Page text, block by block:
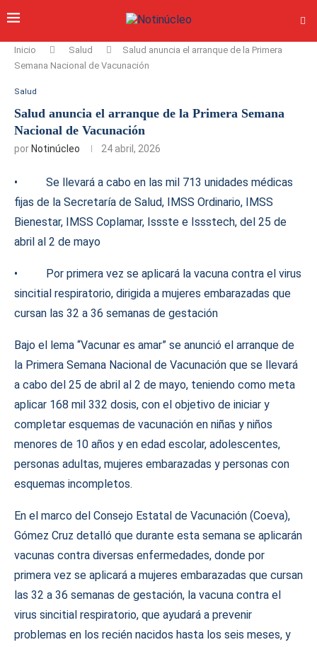
Inicio Salud
Salud anuncia el arranque de la Primera
Semana Nacional de Vacunación
Salud
Salud anuncia el arranque de la Primera Semana
Nacional de Vacunación
por Notinúcleo 24 abril, 2026
• Se llevará a cabo en las mil 713 unidades médicas
fijas de la Secretaría de Salud, IMSS Ordinario, IMSS
Bienestar, IMSS Coplamar, Issste e Issstech, del 25 de
abril al 2 de mayo
• Por primera vez se aplicará la vacuna contra el virus
sincitial respiratorio, dirigida a mujeres embarazadas que
cursan las 32 a 36 semanas de gestación
Bajo el lema “Vacunar es amar” se anunció el arranque de
la Primera Semana Nacional de Vacunación que se llevará
a cabo del 25 de abril al 2 de mayo, teniendo como meta
aplicar 168 mil 332 dosis, con el objetivo de iniciar y
completar esquemas de vacunación en niñas y niños
menores de 10 años y en edad escolar, adolescentes,
personas adultas, mujeres embarazadas y personas con
esquemas incompletos.
En el marco del Consejo Estatal de Vacunación (Coeva),
Gómez Cruz detalló que durante esta semana se aplicarán
vacunas contra diversas enfermedades, donde por
primera vez se aplicará a mujeres embarazadas que cursan
las 32 a 36 semanas de gestación, la vacuna contra el
virus sincitial respiratorio, que ayudará a prevenir
problemas en los recién nacidos hasta los seis meses, y